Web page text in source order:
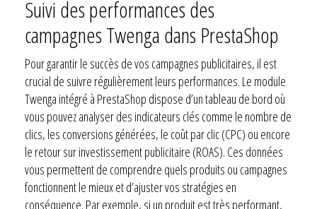
Suivi des performances des
campagnes Twenga dans PrestaShop
Pour garantir le succès de vos campagnes publicitaires, il est
crucial de suivre régulièrement leurs performances. Le module
Twenga intégré à PrestaShop dispose d’un tableau de bord où
vous pouvez analyser des indicateurs clés comme le nombre de
clics, les conversions générées, le coût par clic (CPC) ou encore
le retour sur investissement publicitaire (ROAS). Ces données
vous permettent de comprendre quels produits ou campagnes
fonctionnent le mieux et d’ajuster vos stratégies en
conséquence. Par exemple, si un produit est très performant,